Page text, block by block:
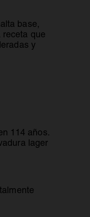
base,
receta que
y
114 años.
lager